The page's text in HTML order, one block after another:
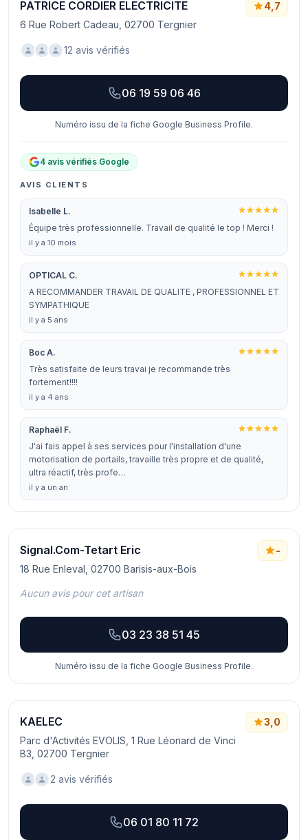
PATRICE CORDIER ELECTRICITE
6 Rue Robert Cadeau, 02700 Tergnier
4,7
12 avis vérifiés
06 19 59 06 46
Numéro issu de la fiche Google Business Profile.
4 avis vérifiés Google
AVIS CLIENTS
Isabelle L.
Équipe très professionnelle. Travail de qualité le top ! Merci !
il y a 10 mois
OPTICAL C.
A RECOMMANDER TRAVAIL DE QUALITE , PROFESSIONNEL ET
SYMPATHIQUE
il y a 5 ans
Boc A.
Très satisfaite de leurs travai je recommande très
fortement!!!!
il y a 4 ans
Raphaël F.
J'ai fais appel à ses services pour l'installation d'une
motorisation de portails, travaille très propre et de qualité,
ultra réactif, très profe…
il y a un an
Signal.Com-Tetart Eric
18 Rue Enleval, 02700 Barisis-aux-Bois
-
Aucun avis pour cet artisan
03 23 38 51 45
Numéro issu de la fiche Google Business Profile.
KAELEC
Parc d'Activités EVOLIS, 1 Rue Léonard de Vinci
B3, 02700 Tergnier
3,0
2 avis vérifiés
06 01 80 11 72